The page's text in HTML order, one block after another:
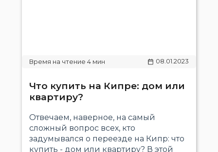
08.01.2023
Что купить на Кипре: дом или
квартиру?
Отвечаем, наверное, на самый
сложный вопрос всех, кто
задумывался о переезде на Кипр: что
купить - дом или квартиру? В этой